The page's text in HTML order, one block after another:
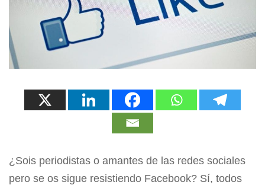
¿Sois periodistas o amantes de las redes sociales
pero se os sigue resistiendo Facebook? Sí, todos